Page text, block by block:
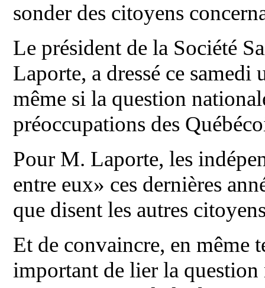
sonder des citoyens
Le président de la Société
Laporte, a dressé ce
même si la question
préoccupations des
Pour M. Laporte, les
entre eux» ces dernières
que disent les autres
Et de convaincre, en même
important de lier la question